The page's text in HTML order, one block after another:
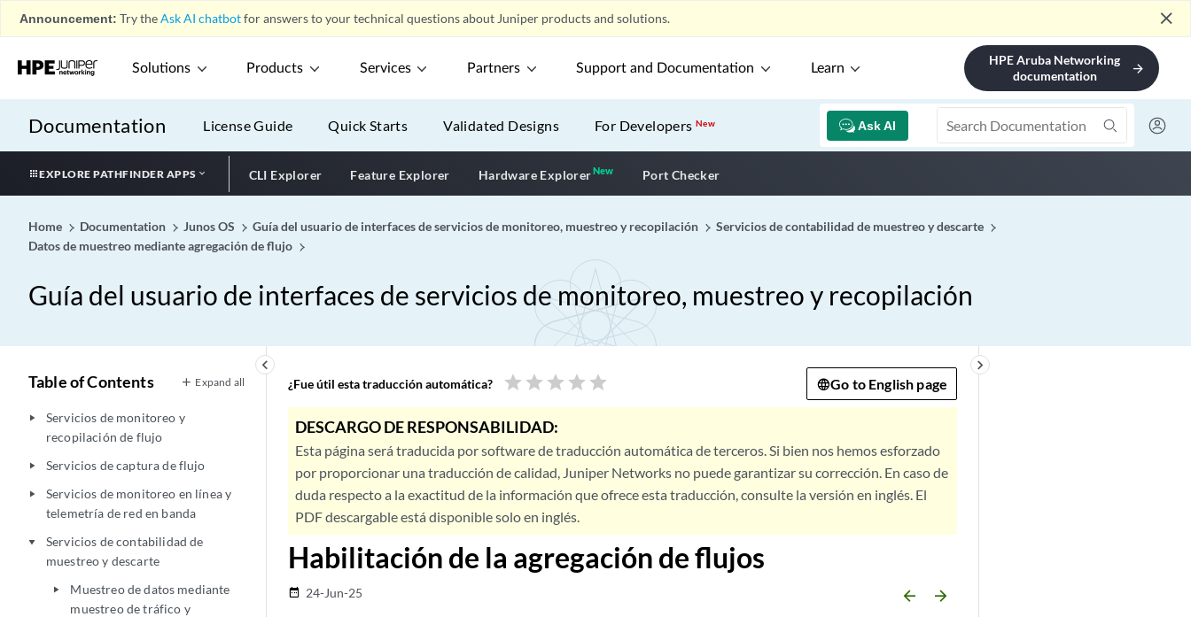
Announcement: Try theAsk AI chatbotfor answers to your technical questions about Juniper products and solutions. close
Solutions Products Services Partners Support and Documentation Learn
HPE Aruba Networking
documentation
arrow_forward
Documentation Ask AI
License Guide Quick Starts Validated Designs For DevelopersNew
EXPLORE PATHFINDER APPS CLI Explorer Feature Explorer Hardware ExplorerNewNew application
Port Checker
Home Documentation Junos OS Guía del usuario de interfaces de servicios de monitoreo, muestreo y recopilación
Servicios de contabilidad de muestreo y descarte
Datos de muestreo mediante agregación de flujo
Guía del usuario de interfaces de servicios de monitoreo, muestreo y recopilación
keyboard_arrow_left
Table of Contents Expand all
play_arrow
Servicios de monitoreo y
recopilación de flujo
play_arrow Servicios de captura de flujo
play_arrow
Servicios de monitoreo en línea y
telemetría de red en banda
play_arrow
Servicios de contabilidad de
muestreo y descarte
play_arrow
Muestreo de datos mediante
muestreo de tráfico y
keyboard_arrow_right
¿Fue útil esta traducción automática? star star star star star Go to English page
DESCARGO DE RESPONSABILIDAD:
Esta página será traducida por software de traducción automática de terceros. Si bien nos hemos esforzado
por proporcionar una traducción de calidad, Juniper Networks no puede garantizar su corrección. En caso de
duda respecto a la exactitud de la información que ofrece esta traducción, consulte la versión en inglés. El
PDF descargable está disponible solo en inglés.
Habilitación de la agregación de flujos
date_range 24-Jun-25 arrow_backward arrow_forward